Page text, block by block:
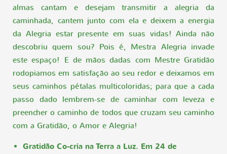
almas cantam e desejam transmitir a alegria da
caminhada, cantem junto com ela e deixem a energia
da Alegria estar presente em suas vidas! Ainda não
descobriu quem sou? Pois é, Mestra Alegria invade
este espaço! E de mãos dadas com Mestre Gratidão
rodopiamos em satisfação ao seu redor e deixamos em
seus caminhos pétalas multicoloridas; para que a cada
passo dado lembrem-se de caminhar com leveza e
preencher o caminho de todos que cruzam seu caminho
com a Gratidão, o Amor e Alegria!
Gratidão Co-cria na Terra a Luz. Em 24 de